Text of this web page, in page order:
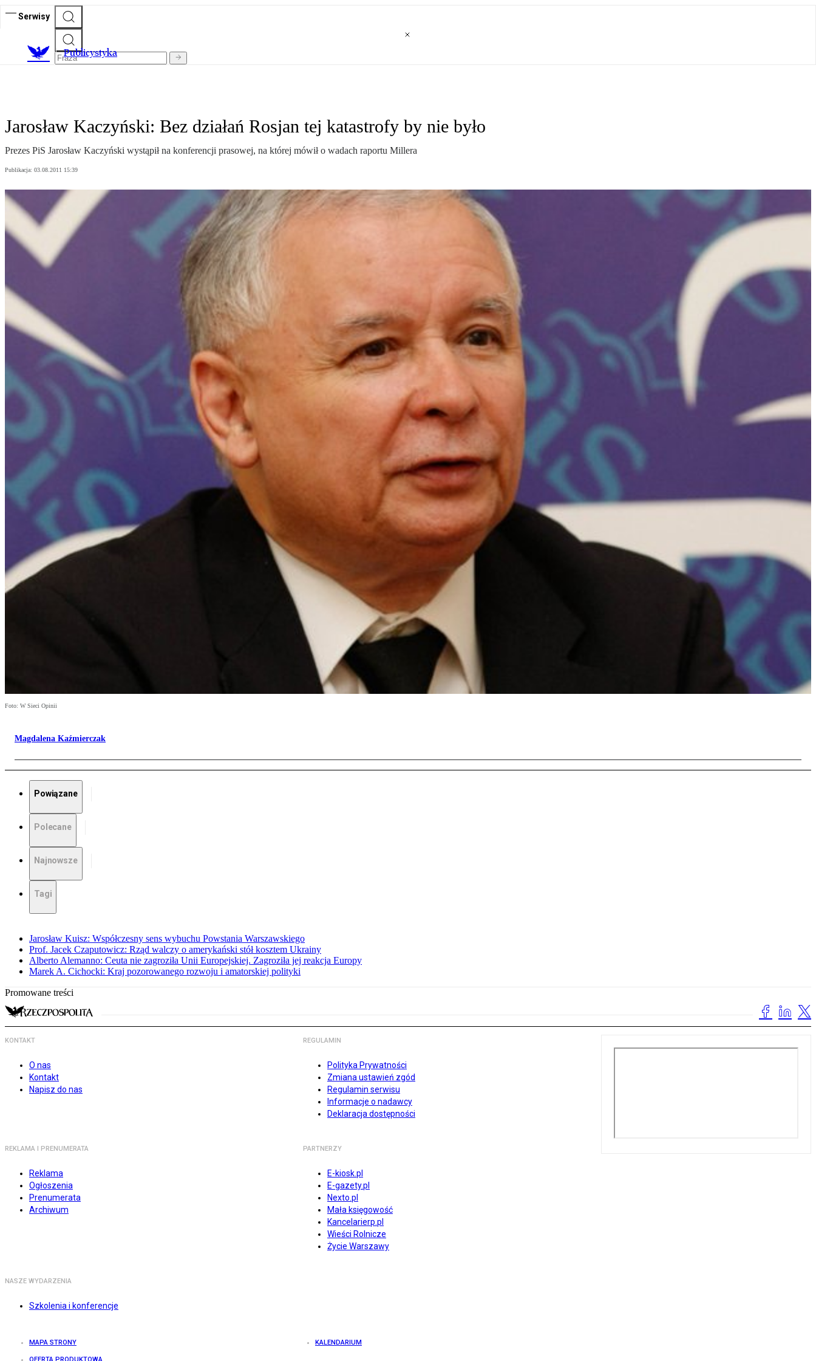
Serwisy
Publicystyka
Jarosław Kaczyński: Bez działań Rosjan tej katastrofy by nie było
Prezes PiS Jarosław Kaczyński wystąpił na konferencji prasowej, na której mówił o wadach raportu Millera
Publikacja: 03.08.2011 15:39
Foto: W Sieci Opinii
Magdalena Kaźmierczak
Powiązane
Polecane
Najnowsze
Tagi
Jarosław Kuisz: Współczesny sens wybuchu Powstania Warszawskiego
Prof. Jacek Czaputowicz: Rząd walczy o amerykański stół kosztem Ukrainy
Alberto Alemanno: Ceuta nie zagroziła Unii Europejskiej. Zagroziła jej reakcja Europy
Marek A. Cichocki: Kraj pozorowanego rozwoju i amatorskiej polityki
Promowane treści
KONTAKT
O nas
Kontakt
Napisz do nas
REGULAMIN
Polityka Prywatności
Zmiana ustawień zgód
Regulamin serwisu
Informacje o nadawcy
Deklaracja dostępności
REKLAMA I PRENUMERATA
Reklama
Ogłoszenia
Prenumerata
Archiwum
PARTNERZY
E-kiosk.pl
E-gazety.pl
Nexto.pl
Mała księgowość
Kancelarierp.pl
Wieści Rolnicze
Życie Warszawy
NASZE WYDARZENIA
Szkolenia i konferencje
MAPA STRONY KALENDARIUM